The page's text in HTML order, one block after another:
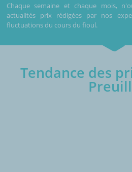
Chaque semaine et chaque mois,
actualités prix rédigées par nos
fluctuations du cours du fioul.
Tendance des